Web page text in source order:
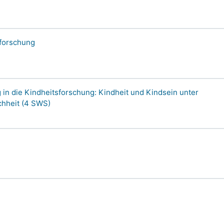
in die Kindheitsforschung: Kindheit und Kindsein unter
(4 SWS)